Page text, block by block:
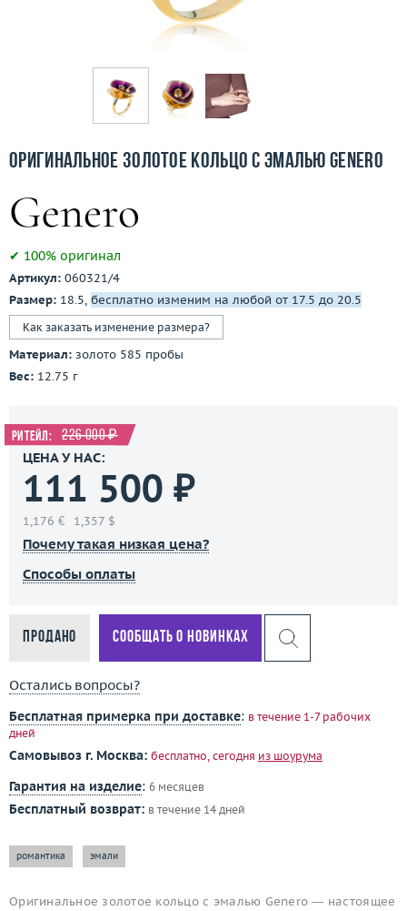
Бесплатная доставка
3D-тур по шоуруму
Оригинальное золотое кольцо с эмалью Genero
✔ 100% оригинал
Артикул: 060321/4
Размер: 18.5, бесплатно изменим на любой от 17.5 до 20.5
Как заказать изменение размера?
Материал: золото 585 пробы
Вес: 12.75 г
Ритейл: 226 000 ₽
ЦЕНА У НАС:
111 500 ₽
1,176 € 1,357 $
Почему такая низкая цена?
Способы оплаты
Продано Сообщать о новинках
Остались вопросы?
Бесплатная примерка при доставке: в течение 1-7 рабочих
дней
Самовывоз г. Москва: бесплатно, сегодня из шоурума
Гарантия на изделие: 6 месяцев
Бесплатный возврат: в течение 14 дней
романтика эмали
Оригинальное золотое кольцо с эмалью Genero — настоящее